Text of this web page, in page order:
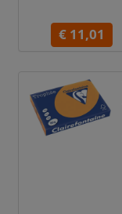
€ 11,01